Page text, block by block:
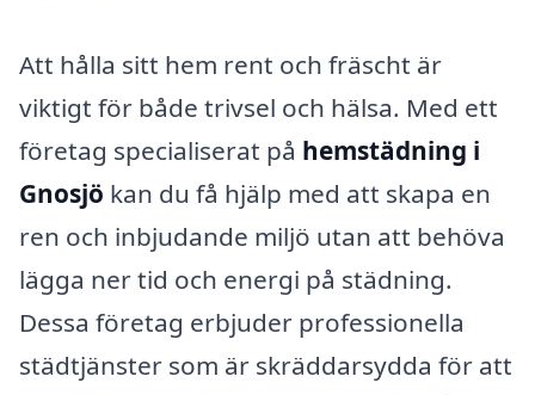
Att hålla sitt hem rent och fräscht är
viktigt för både trivsel och hälsa. Med ett
företag specialiserat på hemstädning i
Gnosjö kan du få hjälp med att skapa en
ren och inbjudande miljö utan att behöva
lägga ner tid och energi på städning.
Dessa företag erbjuder professionella
städtjänster som är skräddarsydda för att